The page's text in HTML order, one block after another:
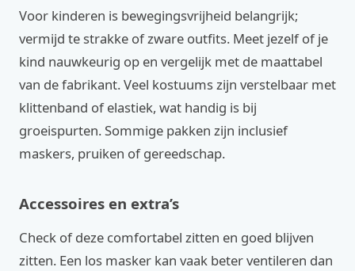
Voor kinderen is bewegingsvrijheid belangrijk;
vermijd te strakke of zware outfits. Meet jezelf of je
kind nauwkeurig op en vergelijk met de maattabel
van de fabrikant. Veel kostuums zijn verstelbaar met
klittenband of elastiek, wat handig is bij
groeispurten. Sommige pakken zijn inclusief
maskers, pruiken of gereedschap.
Accessoires en extra’s
Check of deze comfortabel zitten en goed blijven
zitten. Een los masker kan vaak beter ventileren dan